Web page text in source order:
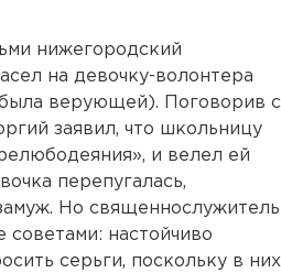
нижегородский
на девочку-волонтера
верующей). Поговорив с
заявил, что школьницу
и велел ей
перепугалась,
Но священнослужитель
советами: настойчиво
серьги, поскольку в них